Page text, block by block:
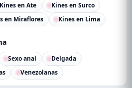
Kines en Ate
Kines en Surco
en Miraflores Kines en Lima
Sexo anal
Delgada
Venezolanas